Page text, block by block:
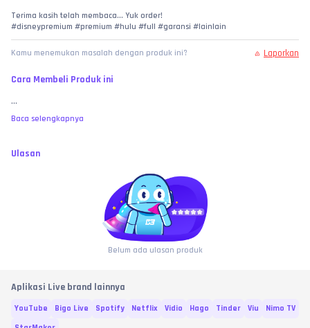
Terima kasih telah membaca... Yuk order!
#disneypremium #premium #hulu #full #garansi #lainlain
Kamu menemukan masalah dengan produk ini? Laporkan
Cara Membeli Produk ini
...
Baca selengkapnya
Ulasan
Belum ada ulasan produk
Aplikasi Live brand lainnya
YouTube Bigo Live Spotify Netflix Vidio Hago Tinder Viu
Nimo TV